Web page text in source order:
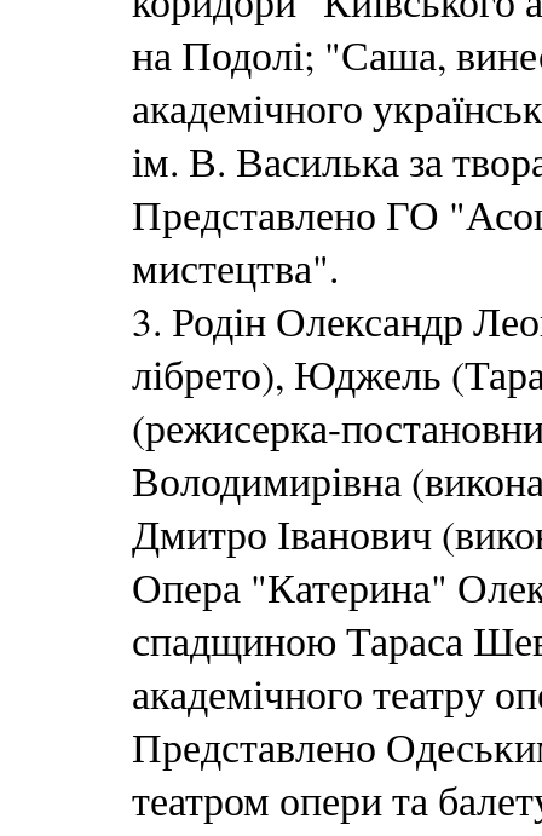
на Подолі; "Саша,
академічного
ім. В. Василька за
Представлено ГО
мистецтва".
3. Родін Олександр
лібрето), Юджель
(режисерка-
Володимирівна
Дмитро Іванович
Опера "Катерина"
спадщиною Тараса
академічного театру
Представлено
театром опери та